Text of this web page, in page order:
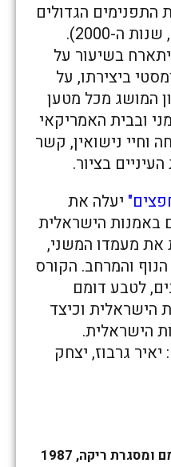
ה-90 וסדרת התפנימים הגדולים
מתוך התערוכה "תדהמה", שנות ה-2000).
בשיעור על
ביצירתו, על
המושג מכל מטען
ובבית האמריקאי
וחיי נישואין, קשר
בציור.
יעלה את
באמנות הישראלית
את מעמדו המשני,
והמרחב. הקורס
לטבע דומם
הישראלית וכיצד
הישראלית.
גרבוז, יצחק
ריקה, 1987